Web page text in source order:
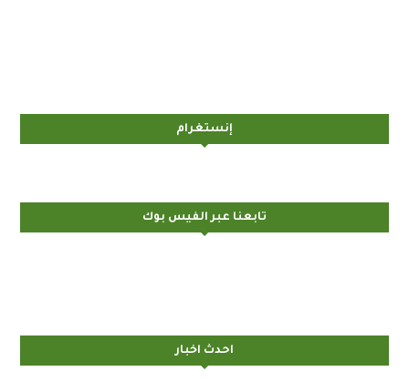
إنستغرام
تابعنا عبر الفيس بوك
احدث اخبار